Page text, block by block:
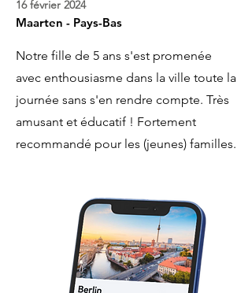
16 février 2024
Maarten - Pays-Bas
Notre fille de 5 ans s'est promenée
avec enthousiasme dans la ville toute la
journée sans s'en rendre compte. Très
amusant et éducatif ! Fortement
recommandé pour les (jeunes) familles.